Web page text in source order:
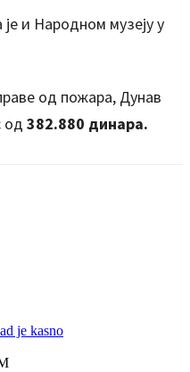
и Народном музеју у
од пожара, Дунав
од 382.880 динара.
je kasno